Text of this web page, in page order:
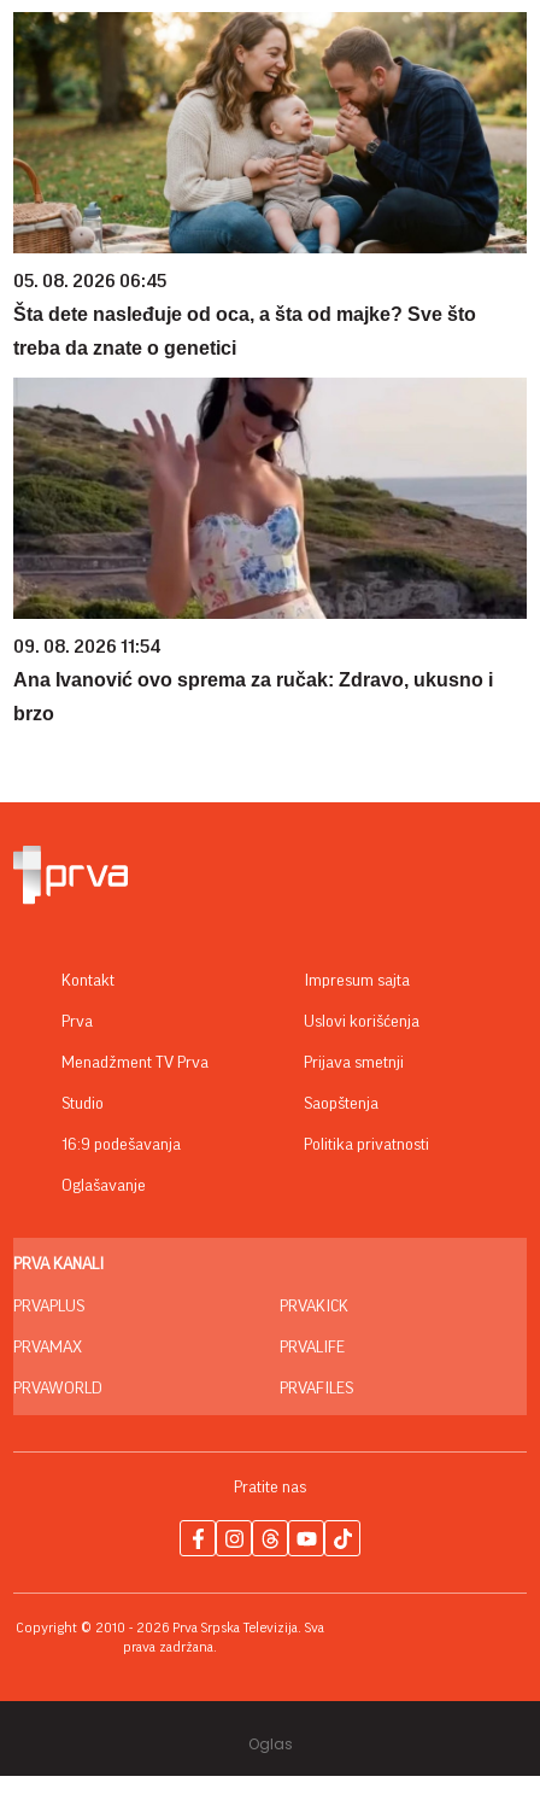
05. 08. 2026 06:45
Šta dete nasleđuje od oca, a šta od majke? Sve što
treba da znate o genetici
09. 08. 2026 11:54
Ana Ivanović ovo sprema za ručak: Zdravo, ukusno i
brzo
Kontakt
Prva
Menadžment TV Prva
Studio
16:9 podešavanja
Oglašavanje
Impresum sajta
Uslovi korišćenja
Prijava smetnji
Saopštenja
Politika privatnosti
PRVA KANALI
PRVAPLUS
PRVAMAX
PRVAWORLD
PRVAKICK
PRVALIFE
PRVAFILES
Pratite nas
Copyright © 2010 - 2026 Prva Srpska Televizija. Sva
prava zadržana.